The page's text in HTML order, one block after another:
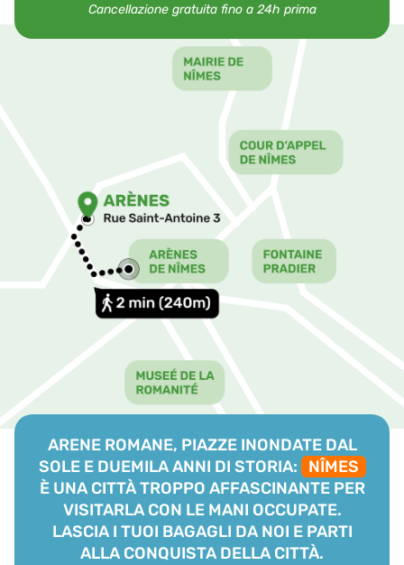
Cancellazione gratuita fino a 24h prima
ARENE ROMANE, PIAZZE INONDATE DAL
SOLE E DUEMILA ANNI DI STORIA:
NÎMES
È UNA CITTÀ TROPPO AFFASCINANTE PER
VISITARLA CON LE MANI OCCUPATE.
LASCIA I TUOI BAGAGLI DA NOI E PARTI
ALLA CONQUISTA DELLA CITTÀ.